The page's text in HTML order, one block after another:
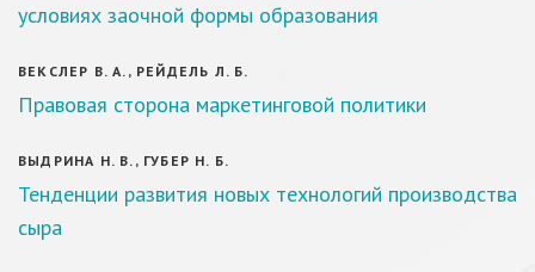
условиях заочной формы образования
ВЕКСЛЕР В. А., РЕЙДЕЛЬ Л. Б.
Правовая сторона маркетинговой политики
ВЫДРИНА Н. В., ГУБЕР Н. Б.
Тенденции развития новых технологий производства
сыра